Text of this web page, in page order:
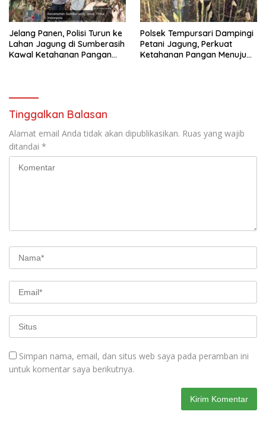
Jelang Panen, Polisi Turun ke
Lahan Jagung di Sumberasih
Kawal Ketahanan Pangan
Polsek Tempursari Dampingi
Petani Jagung, Perkuat
Ketahanan Pangan Menuju
Tinggalkan Balasan
Alamat email Anda tidak akan dipublikasikan. Ruas yang wajib
ditandai *
Simpan nama, email, dan situs web saya pada peramban ini
untuk komentar saya berikutnya.